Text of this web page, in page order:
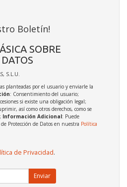
Boletín!
SOBRE
S.L.U.
planteadas por el usuario y enviarle la
: Consentimiento del usuario;
si existe una obligación legal;
así como otros derechos, como se
Información Adicional: Puede
Protección de Datos en nuestra Política
de Privacidad.
Enviar